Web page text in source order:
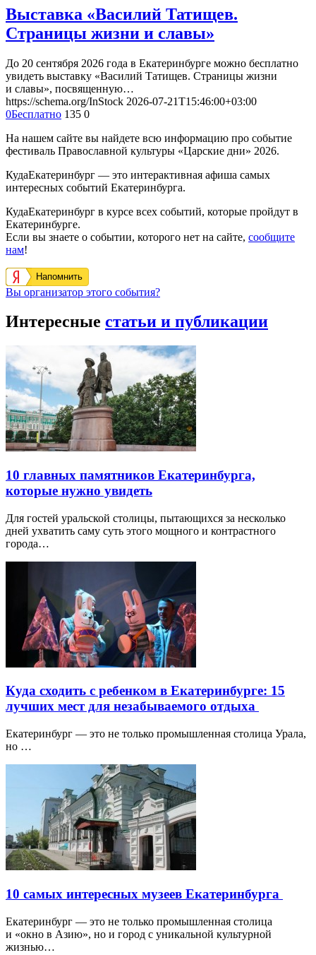
Выставка «Василий Татищев.
Страницы жизни и славы»
До 20 сентября 2026 года в Екатеринбурге можно бесплатно
увидеть выставку «Василий Татищев. Страницы жизни
и славы», посвященную…
https://schema.org/InStock 2026-07-21T15:46:00+03:00
0Бесплатно 135 0
На нашем сайте вы найдете всю информацию про событие
фестиваль Православной культуры «Царские дни» 2026.
КудаЕкатеринбург — это интерактивная афиша самых
интересных событий Екатеринбурга.
КудаЕкатеринбург в курсе всех событий, которые пройдут в
Екатеринбурге.
Если вы знаете о событии, которого нет на сайте, сообщите
нам!
Напомнить
Вы организатор этого события?
Интересные статьи и публикации
10 главных памятников Екатеринбурга,
которые нужно увидеть
Для гостей уральской столицы, пытающихся за несколько
дней ухватить саму суть этого мощного и контрастного
города…
Куда сходить с ребенком в Екатеринбурге: 15
лучших мест для незабываемого отдыха
Екатеринбург — это не только промышленная столица Урала,
но …
10 самых интересных музеев Екатеринбурга
Екатеринбург — это не только промышленная столица
и «окно в Азию», но и город с уникальной культурной
жизнью…